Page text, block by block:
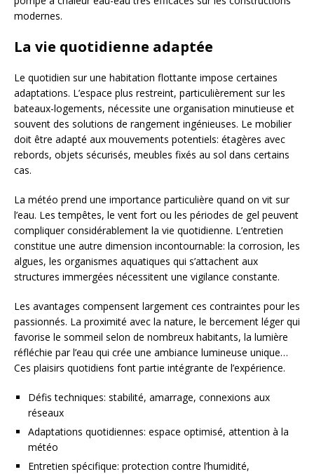
modernes.
La vie quotidienne adaptée
Le quotidien sur une habitation flottante impose certaines
adaptations. L’espace plus restreint, particulièrement sur les
bateaux-logements, nécessite une organisation minutieuse et
souvent des solutions de rangement ingénieuses. Le mobilier
doit être adapté aux mouvements potentiels: étagères avec
rebords, objets sécurisés, meubles fixés au sol dans certains
cas.
La météo prend une importance particulière quand on vit sur
l’eau. Les tempêtes, le vent fort ou les périodes de gel peuvent
compliquer considérablement la vie quotidienne. L’entretien
constitue une autre dimension incontournable: la corrosion, les
algues, les organismes aquatiques qui s’attachent aux
structures immergées nécessitent une vigilance constante.
Les avantages compensent largement ces contraintes pour les
passionnés. La proximité avec la nature, le bercement léger qui
favorise le sommeil selon de nombreux habitants, la lumière
réfléchie par l’eau qui crée une ambiance lumineuse unique…
Ces plaisirs quotidiens font partie intégrante de l’expérience.
Défis techniques: stabilité, amarrage, connexions aux
réseaux
Adaptations quotidiennes: espace optimisé, attention à la
météo
Entretien spécifique: protection contre l’humidité,